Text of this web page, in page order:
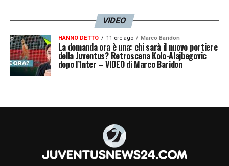
VIDEO
HANNO DETTO 11 ore ago Marco Baridon
La domanda ora è una: chi sarà il nuovo portiere
della Juventus? Retroscena Kolo-Alajbegovic
dopo l’Inter – VIDEO di Marco Baridon